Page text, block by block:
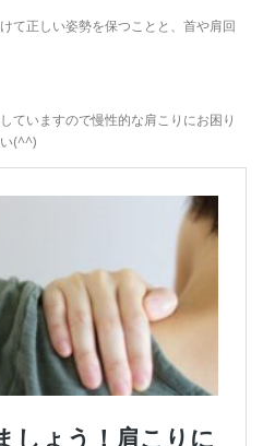
て正しい姿勢を保つことと、首や肩回
ていますので慢性的な肩こりにお困り
(^^)